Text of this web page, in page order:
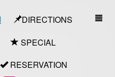
DIRECTIONS
SPECIAL
RESERVATION